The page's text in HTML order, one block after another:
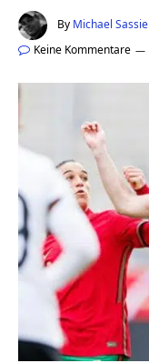
By Michael Sassie
Keine Kommentare